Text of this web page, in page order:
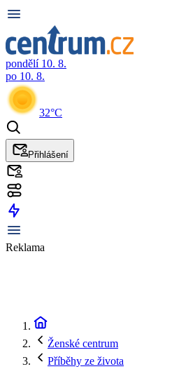
pondělí 10. 8.
po 10. 8.
32°C
Přihlášení
Reklama
Ženské centrum
Příběhy ze života